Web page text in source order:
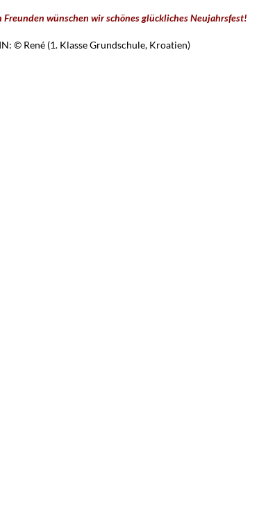
Freunden wünschen wir schönes glücklichesNeujahrsfest!
© René (1. Klasse Grundschule, Kroatien)